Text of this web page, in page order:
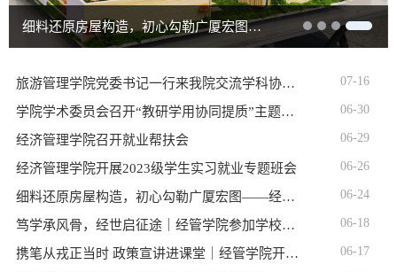
细料还原房屋构造，初心勾勒广厦宏图——经济管理学院第七届建筑模型制作竞赛圆满收官
旅游管理学院党委书记一行来我院交流学科协同与党建品牌建设
07-16
学院学术委员会召开“教研学用协同提质”主题工作会 06-30
经济管理学院召开就业帮扶会 06-29
经济管理学院开展2023级学生实习就业专题班会 06-26
细料还原房屋构造，初心勾勒广厦宏图——经济管理学院第七届
06-24
笃学承风骨，经世启征途｜经管学院参加学校2026届毕业典礼暨
06-18
携笔从戎正当时 政策宣讲进课堂｜经管学院开展征兵政策宣讲会
06-17